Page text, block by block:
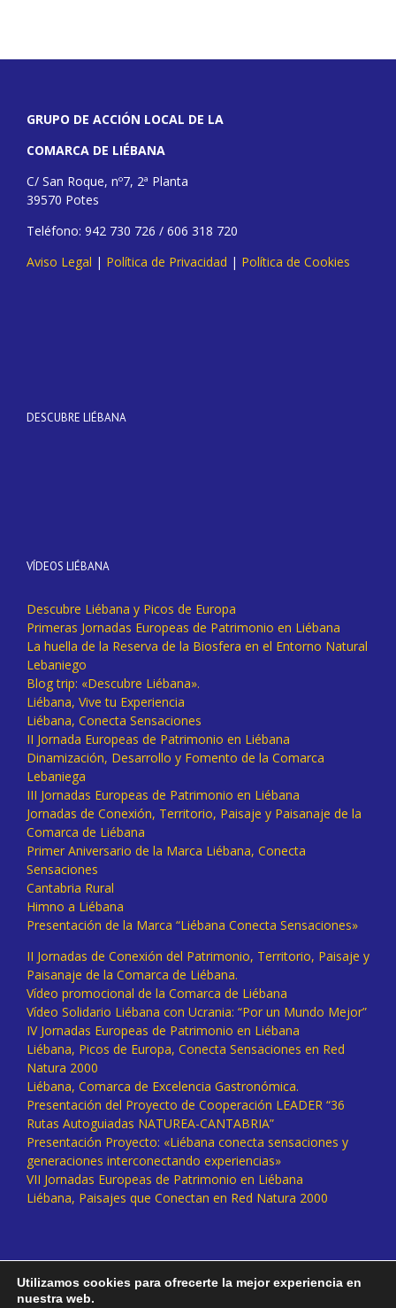
GRUPO DE ACCIÓN LOCAL DE LA
COMARCA DE LIÉBANA
C/ San Roque, nº7, 2ª Planta
39570 Potes
Teléfono: 942 730 726 / 606 318 720
Aviso Legal | Política de Privacidad | Política de Cookies
DESCUBRE LIÉBANA
VÍDEOS LIÉBANA
Descubre Liébana y Picos de Europa
Primeras Jornadas Europeas de Patrimonio en Liébana
La huella de la Reserva de la Biosfera en el Entorno Natural
Lebaniego
Blog trip: «Descubre Liébana».
Liébana, Vive tu Experiencia
Liébana, Conecta Sensaciones
II Jornada Europeas de Patrimonio en Liébana
Dinamización, Desarrollo y Fomento de la Comarca
Lebaniega
III Jornadas Europeas de Patrimonio en Liébana
Jornadas de Conexión, Territorio, Paisaje y Paisanaje de la
Comarca de Liébana
Primer Aniversario de la Marca Liébana, Conecta
Sensaciones
Cantabria Rural
Himno a Liébana
Presentación de la Marca “Liébana Conecta Sensaciones»
II Jornadas de Conexión del Patrimonio, Territorio, Paisaje y
Paisanaje de la Comarca de Liébana.
Vídeo promocional de la Comarca de Liébana
Vídeo Solidario Liébana con Ucrania: “Por un Mundo Mejor”
IV Jornadas Europeas de Patrimonio en Liébana
Liébana, Picos de Europa, Conecta Sensaciones en Red
Natura 2000
Liébana, Comarca de Excelencia Gastronómica.
Presentación del Proyecto de Cooperación LEADER “36
Rutas Autoguiadas NATUREA-CANTABRIA”
Presentación Proyecto: «Liébana conecta sensaciones y
generaciones interconectando experiencias»
VII Jornadas Europeas de Patrimonio en Liébana
Liébana, Paisajes que Conectan en Red Natura 2000
Utilizamos cookies para ofrecerte la mejor experiencia en
nuestra web.